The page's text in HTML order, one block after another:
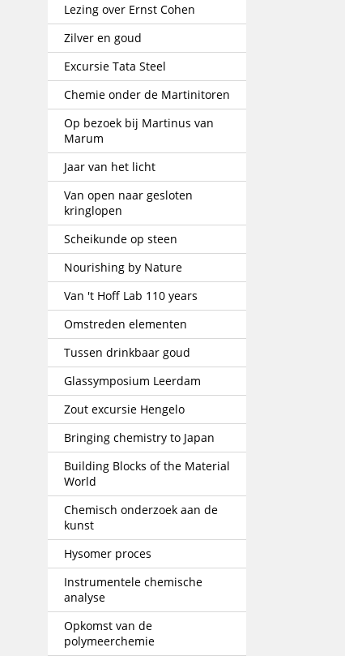
Lezing over Ernst Cohen
Zilver en goud
Excursie Tata Steel
Chemie onder de Martinitoren
Op bezoek bij Martinus van
Marum
Jaar van het licht
Van open naar gesloten
kringlopen
Scheikunde op steen
Nourishing by Nature
Van 't Hoff Lab 110 years
Omstreden elementen
Tussen drinkbaar goud
Glassymposium Leerdam
Zout excursie Hengelo
Bringing chemistry to Japan
Building Blocks of the Material
World
Chemisch onderzoek aan de
kunst
Hysomer proces
Instrumentele chemische
analyse
Opkomst van de
polymeerchemie